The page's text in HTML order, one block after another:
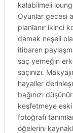
kalabilmeli
Oyunlar gecesi
planlanır ikinci
damak neşeli
itibaren
saç yemeğin
saçınızı.
hayaller
bağınızı
keşfetmeye eski
fotoğrafı
öğelerini